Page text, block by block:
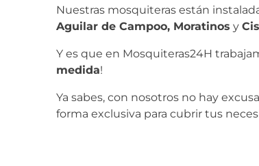
Nuestras mosquiteras están
Aguilar de Campoo, Moratinos y
Y es que en Mosquiteras24H
medida!
Ya sabes, con nosotros no hay
forma exclusiva para cubrir tus